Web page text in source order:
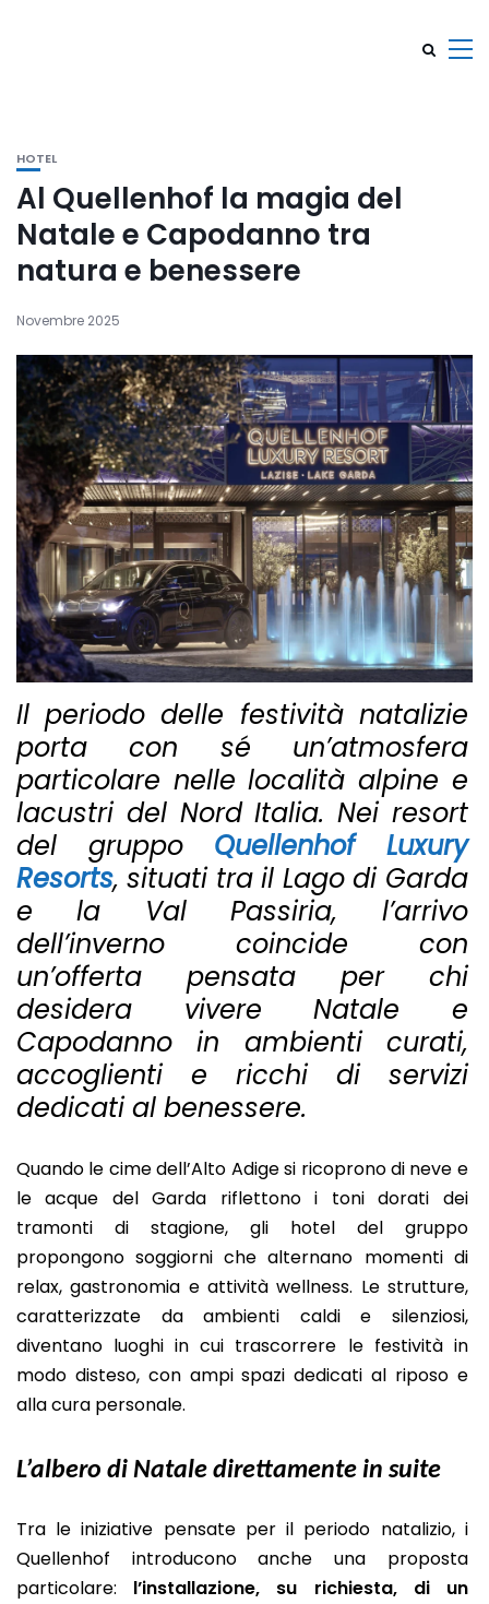
HOTEL
Al Quellenhof la magia del
Natale e Capodanno tra
natura e benessere
Novembre 2025
Il periodo delle festività natalizie
porta con sé un’atmosfera
particolare nelle località alpine e
lacustri del Nord Italia. Nei resort
del gruppo Quellenhof Luxury
Resorts, situati tra il Lago di Garda
e la Val Passiria, l’arrivo
dell’inverno coincide con
un’offerta pensata per chi
desidera vivere Natale e
Capodanno in ambienti curati,
accoglienti e ricchi di servizi
dedicati al benessere.
Quando le cime dell’Alto Adige si ricoprono di neve e
le acque del Garda riflettono i toni dorati dei
tramonti di stagione, gli hotel del gruppo
propongono soggiorni che alternano momenti di
relax, gastronomia e attività wellness. Le strutture,
caratterizzate da ambienti caldi e silenziosi,
diventano luoghi in cui trascorrere le festività in
modo disteso, con ampi spazi dedicati al riposo e
alla cura personale.
L’albero di Natale direttamente in suite
Tra le iniziative pensate per il periodo natalizio, i
Quellenhof introducono anche una proposta
particolare: l’installazione, su richiesta, di un